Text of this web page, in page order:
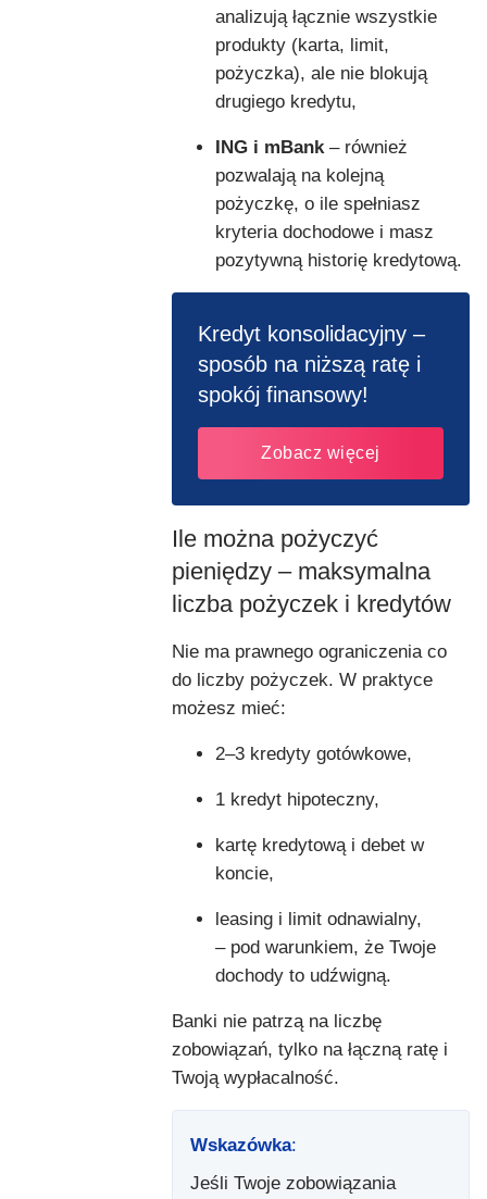
analizują łącznie wszystkie
produkty (karta, limit,
pożyczka), ale nie blokują
drugiego kredytu,
ING i mBank – również
pozwalają na kolejną
pożyczkę, o ile spełniasz
kryteria dochodowe i masz
pozytywną historię kredytową.
Kredyt konsolidacyjny –
sposób na niższą ratę i
spokój finansowy!
Zobacz więcej
Ile można pożyczyć
pieniędzy – maksymalna
liczba pożyczek i kredytów
Nie ma prawnego ograniczenia co
do liczby pożyczek. W praktyce
możesz mieć:
2–3 kredyty gotówkowe,
1 kredyt hipoteczny,
kartę kredytową i debet w
koncie,
leasing i limit odnawialny,
– pod warunkiem, że Twoje
dochody to udźwigną.
Banki nie patrzą na liczbę
zobowiązań, tylko na łączną ratę i
Twoją wypłacalność.
Wskazówka:
Jeśli Twoje zobowiązania